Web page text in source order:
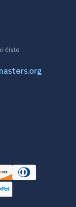
číslo